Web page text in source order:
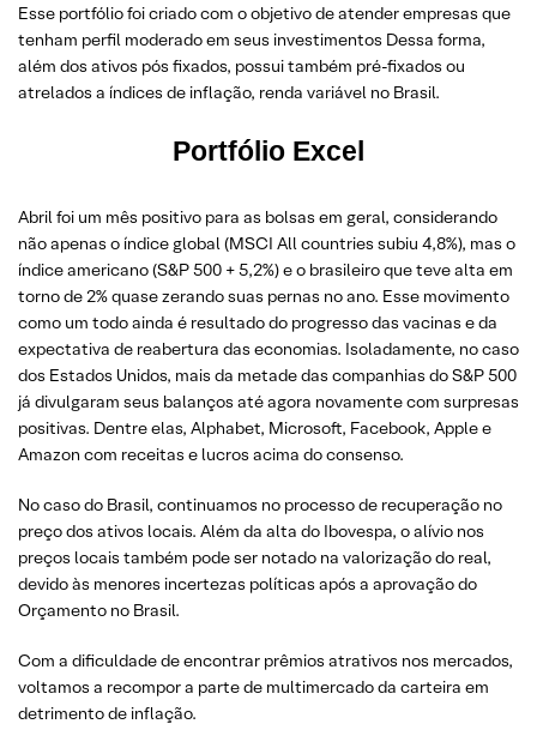
Esse portfólio foi criado com o objetivo de atender empresas que
tenham perfil moderado em seus investimentos Dessa forma,
além dos ativos pós fixados, possui também pré-fixados ou
atrelados a índices de inflação, renda variável no Brasil.
Portfólio Excel
Abril foi um mês positivo para as bolsas em geral, considerando
não apenas o índice global (MSCI All countries subiu 4,8%), mas o
índice americano (S&P 500 + 5,2%) e o brasileiro que teve alta em
torno de 2% quase zerando suas pernas no ano. Esse movimento
como um todo ainda é resultado do progresso das vacinas e da
expectativa de reabertura das economias. Isoladamente, no caso
dos Estados Unidos, mais da metade das companhias do S&P 500
já divulgaram seus balanços até agora novamente com surpresas
positivas. Dentre elas, Alphabet, Microsoft, Facebook, Apple e
Amazon com receitas e lucros acima do consenso.
No caso do Brasil, continuamos no processo de recuperação no
preço dos ativos locais. Além da alta do Ibovespa, o alívio nos
preços locais também pode ser notado na valorização do real,
devido às menores incertezas políticas após a aprovação do
Orçamento no Brasil.
Com a dificuldade de encontrar prêmios atrativos nos mercados,
voltamos a recompor a parte de multimercado da carteira em
detrimento de inflação.